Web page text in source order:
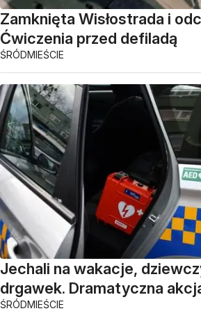
Zamknięta Wisłostrada i
Ćwiczenia przed defiladą
ŚRÓDMIEŚCIE
Jechali na wakacje,
drgawek. Dramatyczna
ŚRÓDMIEŚCIE